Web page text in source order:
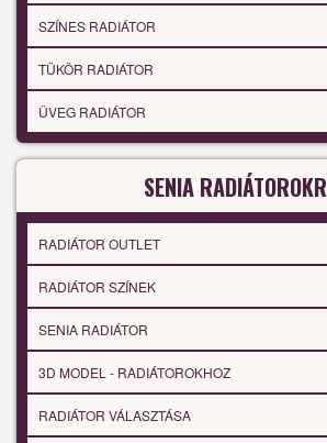
SZÍNES RADIÁTOR
TÜKÖR RADIÁTOR
ÜVEG RADIÁTOR
SENIA
RADIÁTOR OUTLET
RADIÁTOR SZÍNEK
SENIA RADIÁTOR
3D MODEL - RADIÁTOROKHOZ
RADIÁTOR VÁLASZTÁSA